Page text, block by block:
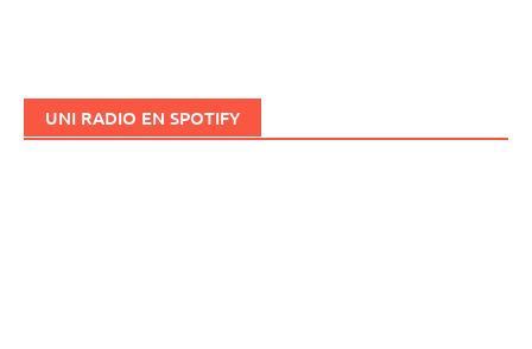
UNI RADIO EN SPOTIFY